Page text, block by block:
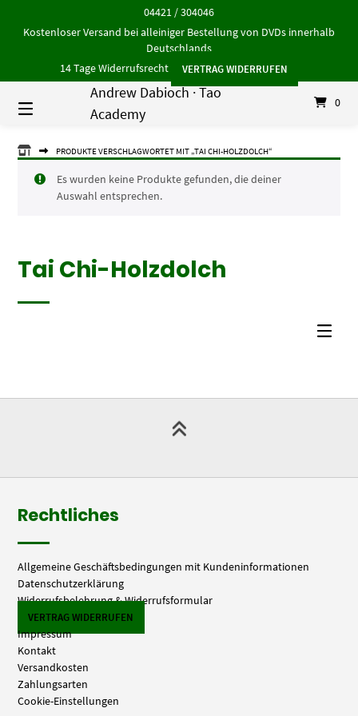
Inhalt
04421 / 304046
Kostenloser Versand bei alleiniger Bestellung von DVDs innerhalb
Deutschlands
14 Tage Widerrufsrecht
VERTRAG WIDERRUFEN
Andrew Dabioch · Tao
Academy
0
ANDREW
DABIOCH
ACADEMY
PRODUKTE VERSCHLAGWORTET MIT „TAI CHI-HOLZDOLCH“
Tai Chi-Holzdolch
Es wurden keine Produkte gefunden, die deiner
Auswahl entsprechen.
Rechtliches
Allgemeine Geschäftsbedingungen mit Kundeninformationen
Datenschutzerklärung
Widerrufsbelehrung & Widerrufsformular
VERTRAG WIDERRUFEN
Impressum
Kontakt
Versandkosten
Zahlungsarten
Cookie-Einstellungen